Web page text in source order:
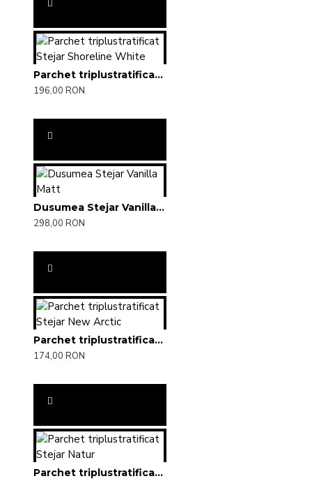
Parchet triplustratificat Stejar Shoreline White
196,00 RON
Dusumea Stejar Vanilla Matt
298,00 RON
Parchet triplustratificat Stejar New Arctic
174,00 RON
Parchet triplustratificat Stejar Natur